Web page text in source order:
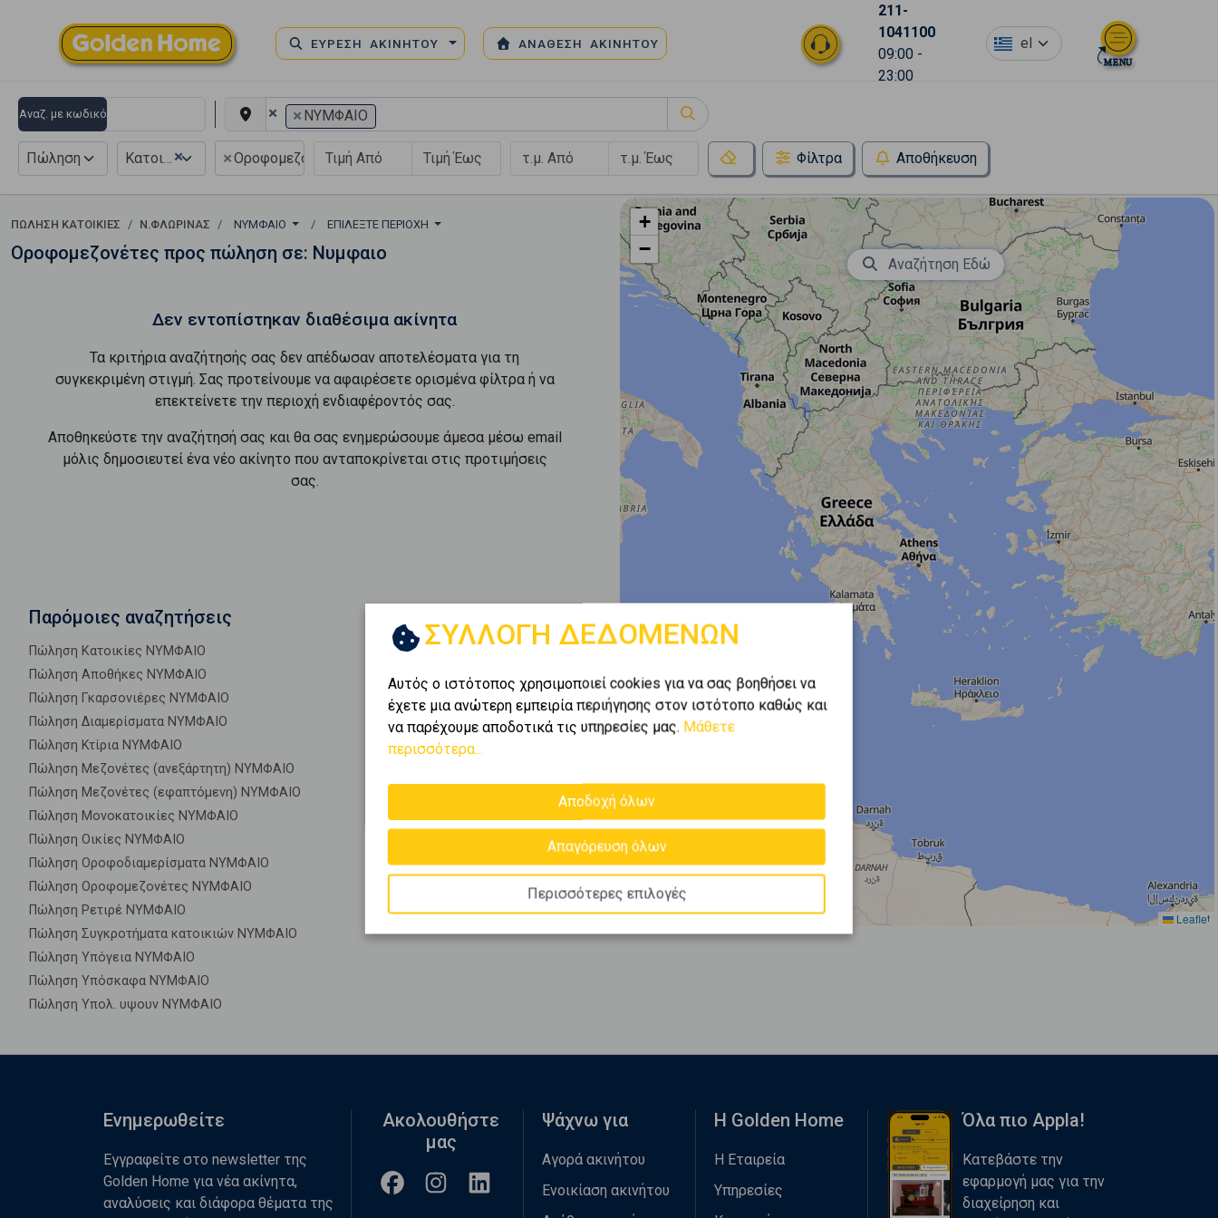
ΕΥΡΕΣΗ ΑΚΙΝΗΤΟΥ ΑΝΑΘΕΣΗ ΑΚΙΝΗΤΟΥ
211-
1041100
09:00 -
23:00
el
Αναζ. με κωδικό × × ΝΥΜΦΑΙΟ
Πώληση ×
Κατοικία ×Οροφομεζονέτα Φίλτρα Αποθήκευση
ΠΏΛΗΣΗ ΚΑΤΟΙΚΊΕΣ Ν.ΦΛΩΡΙΝΑΣ ΝΥΜΦΑΙΟ ΕΠΙΛΈΞΤΕ ΠΕΡΙΟΧΉ
Οροφομεζονέτες προς πώληση σε: Νυμφαιο
Δεν εντοπίστηκαν διαθέσιμα ακίνητα
Τα κριτήρια αναζήτησής σας δεν απέδωσαν αποτελέσματα για τη
συγκεκριμένη στιγμή. Σας προτείνουμε να αφαιρέσετε ορισμένα φίλτρα ή να
επεκτείνετε την περιοχή ενδιαφέροντός σας.
Αποθηκεύστε την αναζήτησή σας και θα σας ενημερώσουμε άμεσα μέσω email
μόλις δημοσιευτεί ένα νέο ακίνητο που ανταποκρίνεται στις προτιμήσεις
σας.
Παρόμοιες αναζητήσεις
Πώληση Κατοικίες ΝΥΜΦΑΙΟ
Πώληση Αποθήκες ΝΥΜΦΑΙΟ
Πώληση Γκαρσονιέρες ΝΥΜΦΑΙΟ
Πώληση Διαμερίσματα ΝΥΜΦΑΙΟ
Πώληση Κτίρια ΝΥΜΦΑΙΟ
Πώληση Μεζονέτες (ανεξάρτητη) ΝΥΜΦΑΙΟ
Πώληση Μεζονέτες (εφαπτόμενη) ΝΥΜΦΑΙΟ
Πώληση Μονοκατοικίες ΝΥΜΦΑΙΟ
Πώληση Οικίες ΝΥΜΦΑΙΟ
Πώληση Οροφοδιαμερίσματα ΝΥΜΦΑΙΟ
Πώληση Οροφομεζονέτες ΝΥΜΦΑΙΟ
Πώληση Ρετιρέ ΝΥΜΦΑΙΟ
Πώληση Συγκροτήματα κατοικιών ΝΥΜΦΑΙΟ
Πώληση Υπόγεια ΝΥΜΦΑΙΟ
Πώληση Υπόσκαφα ΝΥΜΦΑΙΟ
Πώληση Υπολ. υψουν ΝΥΜΦΑΙΟ
+
−
Leaflet
Αναζήτηση Εδώ
ΣΥΛΛΟΓΗ ΔΕΔΟΜΕΝΩΝ
Αυτός ο ιστότοπος χρησιμοποιεί cookies για να σας βοηθήσει να
έχετε μια ανώτερη εμπειρία περιήγησης στον ιστότοπο καθώς και
να παρέχουμε αποδοτικά τις υπηρεσίες μας. Μάθετε
περισσότερα...
Αποδοχή όλων
Απαγόρευση όλων
Περισσότερες επιλογές
Ενημερωθείτε
Εγγραφείτε στο newsletter της
Golden Home για νέα ακίνητα,
αναλύσεις και διάφορα θέματα της
Ακολουθήστε
μας
Ψάχνω για
Αγορά ακινήτου
Ενοικίαση ακινήτου
Η Golden Home
Η Εταιρεία
Υπηρεσίες
Όλα πιο Appla!
Κατεβάστε την
εφαρμογή μας για την
διαχείρηση και